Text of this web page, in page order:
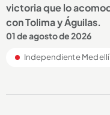
victoria que lo
con Tolima y Águilas.
01 de agosto de 2026
Independiente